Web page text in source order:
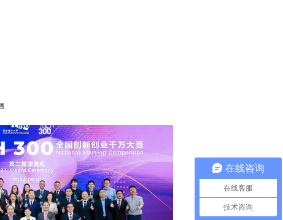
在线咨询
在线客服
技术咨询